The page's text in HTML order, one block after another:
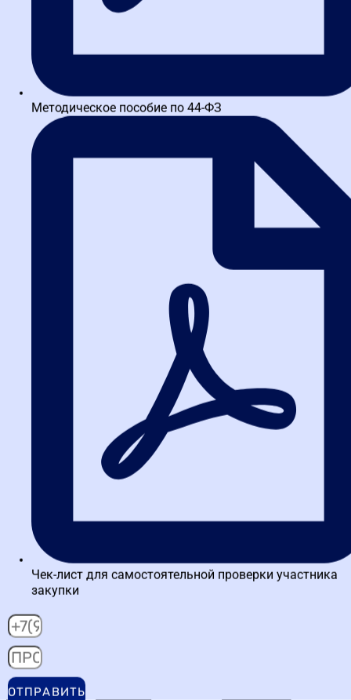
Методическое пособие по 44-ФЗ
Чек-лист для самостоятельной проверки участника
закупки
ОТПРАВИТЬ
Написать в WA